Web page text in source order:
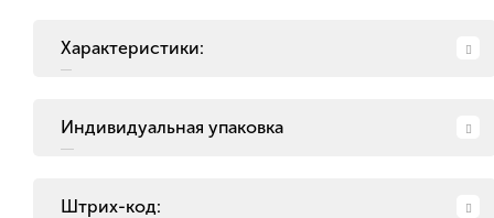
Характеристики:
Индивидуальная упаковка
Штрих-код: